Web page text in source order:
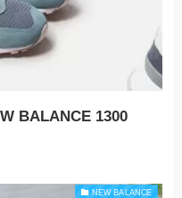
BALANCE 1300
NEW BALANCE